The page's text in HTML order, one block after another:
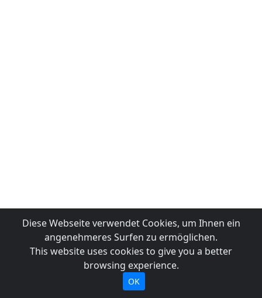
Diese Webseite verwendet Cookies, um Ihnen ein
angenehmeres Surfen zu ermöglichen.
This website uses cookies to give you a better
browsing experience.
OK